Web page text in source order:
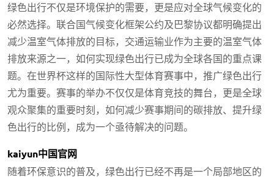
绿色出行不仅是环境保护的需要，更是应对全球气候变化的
必然选择。联合国气候变化框架公约及巴黎协议都明确提出
减少温室气体排放的目标，交通运输业作为主要的温室气体
排放来源之一，如何实现绿色出行已成为全球各国的重点课
题。在世界杯这样的国际性大型体育赛事中，推广绿色出行
尤为重要。赛事的举办不仅仅是体育竞技的舞台，更是全球
观众聚集的重要时刻，如何减少赛事期间的碳排放、提升绿
色出行的比例，成为一个亟待解决的问题。
kaiyun中国官网
随着环保意识的普及，绿色出行已经不再是一个局部地区的